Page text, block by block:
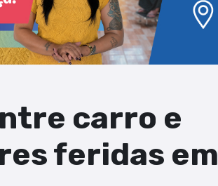
carro e
feridas em